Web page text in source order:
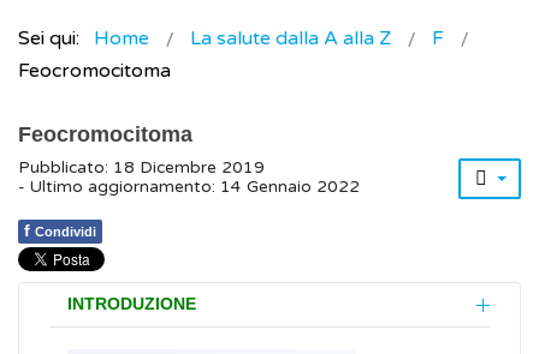
Sei qui: Home La salute dalla A alla Z
F
Feocromocitoma
Feocromocitoma
Pubblicato: 18 Dicembre 2019
- Ultimo aggiornamento: 14 Gennaio 2022
f Condividi
INTRODUZIONE